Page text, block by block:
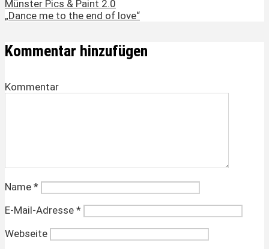
Münster Pics & Paint 2.0
„Dance me to the end of love“
Kommentar hinzufügen
Kommentar
Name *
E-Mail-Adresse *
Webseite